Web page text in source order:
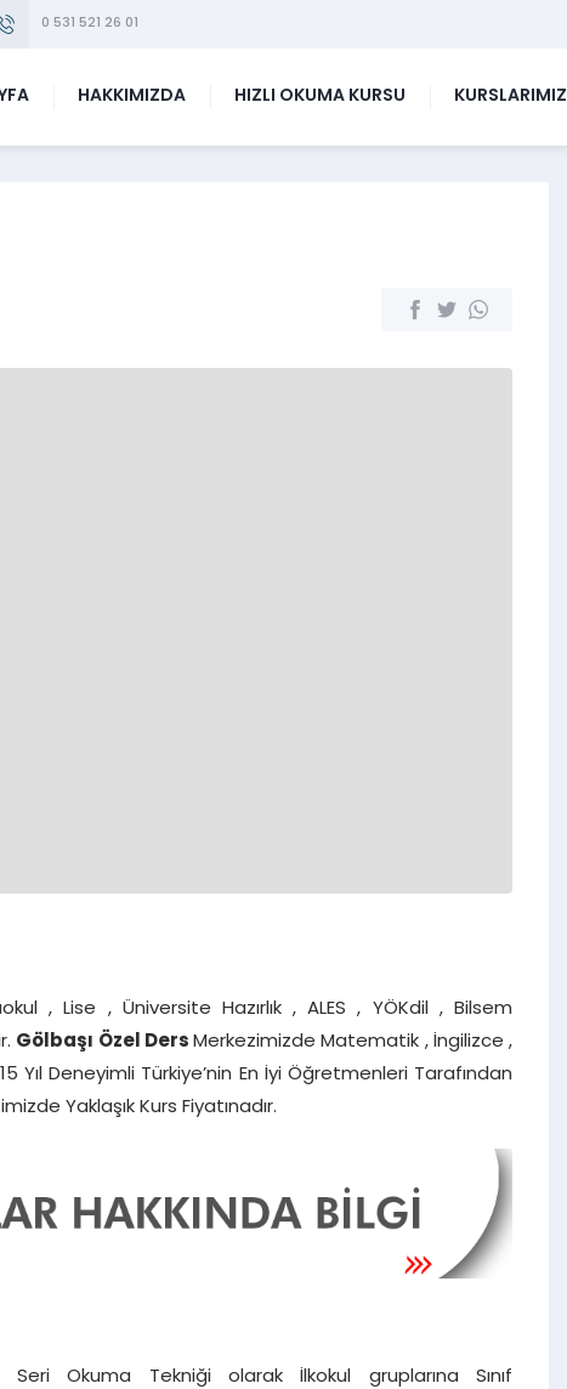
0 531 521 26 01
HAKKIMIZDA HIZLI OKUMA KURSU KURSLARIMIZ
, Lise , Üniversite Hazırlık , ALES , YÖKdil , Bilsem
Gölbaşı Özel DersMerkezimizde Matematik , İngilizce ,
Yıl Deneyimli Türkiye’nin En İyi Öğretmenleri Tarafından
Yaklaşık Kurs Fiyatınadır.
Seri Okuma Tekniği olarak İlkokul gruplarına Sınıf